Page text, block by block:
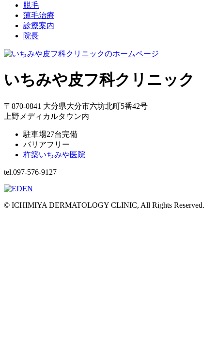
脱毛
薄毛治療
診療案内
院長
いちみや皮フ科クリニック
〒870-0841 大分県大分市六坊北町5番42号
上野メディカルタウン内
駐車場27台完備
バリアフリー
杵築いちみや医院
tel.097-576-9127
© ICHIMIYA DERMATOLOGY CLINIC, All Rights Reserved.